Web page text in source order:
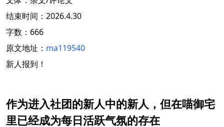
结束时间：2026.4.30
字数：666
原文地址： ma119540
新人报到！
作为进入社团的新人中的新人，但在喵御宅
里已经成为每日活跃气氛的存在